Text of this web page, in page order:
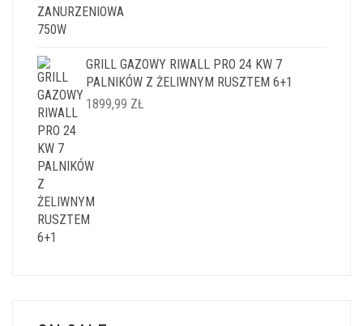
GRILL GAZOWY RIWALL PRO 24 KW 7
PALNIKÓW Z ŻELIWNYM RUSZTEM 6+1
1899,99 ZŁ